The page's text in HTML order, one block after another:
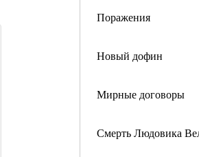
Поражения
Новый дофин
Мирные договоры
Смерть Людовика